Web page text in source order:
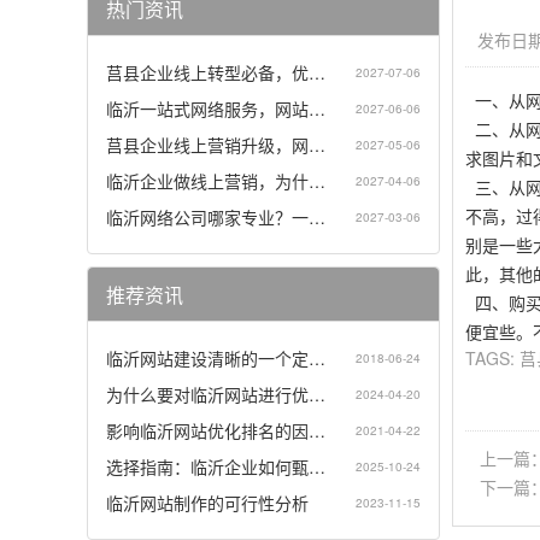
热门资讯
莒县企业线上转型必备，优… 2027-07-06
临沂一站式网络服务，网站… 2027-06-06
莒县企业线上营销升级，网… 2027-05-06
临沂企业做线上营销，为什… 2027-04-06
临沂网络公司哪家专业？一… 2027-03-06
推荐资讯
临沂网站建设清晰的一个定… 2018-06-24
为什么要对临沂网站进行优… 2024-04-20
影响临沂网站优化排名的因… 2021-04-22
选择指南：临沂企业如何甄… 2025-10-24
临沂网站制作的可行性分析 2023-11-15
发布日
一、从
二、从
求图片和
三、从
不高，过
别是一些
此，其他
四、购
便宜些。
TAGS:
上一篇
下一篇